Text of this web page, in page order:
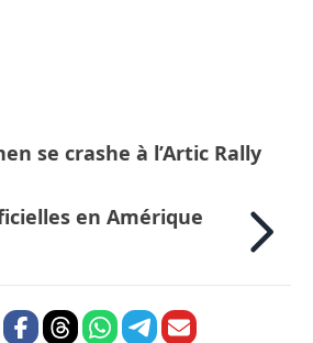
se crashe à l’Artic Rally
en Amérique